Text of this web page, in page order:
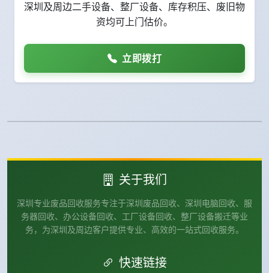
深圳及周边二手设备、整厂设备、库存积压、废旧物
资均可上门估价。
立即拨打
关于我们
深圳专业废品回收服务专注于深圳废品回收、深圳电脑回收、服
务器回收、办公设备回收、工厂设备回收、整厂设备搬迁等业
务，为深圳及周边客户提供专业、高效的一站式回收服务。
快速链接